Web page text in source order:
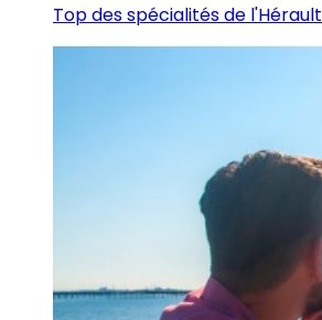
Top des spécialités de l'Hérault